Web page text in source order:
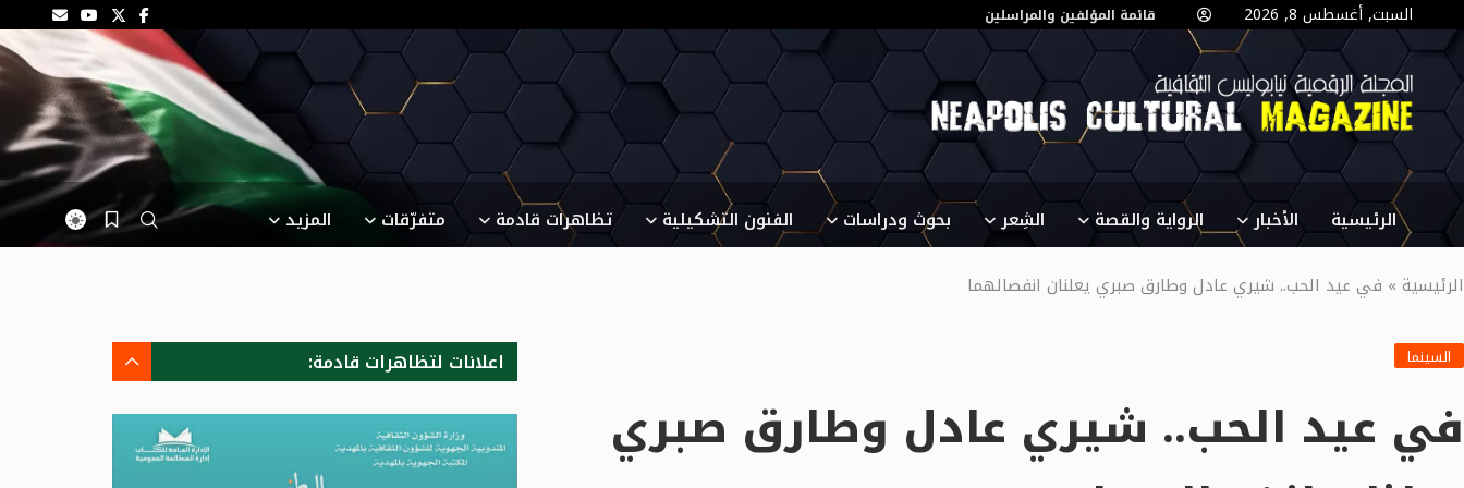
السبت, أغسطس 8, 2026 قائمة المؤلفين والمراسلين
الرئيسية الأخبار الرواية والقصة الشِعر بحوث ودراسات الفنون التشكيلية تظاهرات قادمة متفرّقات المزيد
الرئيسية» في عيد الحب.. شيري عادل وطارق صبري يعلنان انفصالهما
السينما
في عيد الحب.. شيري عادل وطارق صبري
اعلانات لتظاهرات قادمة: